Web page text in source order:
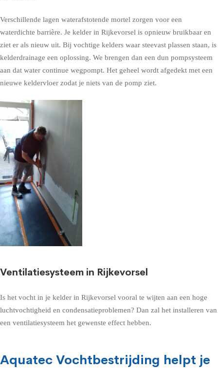
Verschillende lagen waterafstotende mortel zorgen voor een
waterdichte barrière. Je kelder in Rijkevorsel is opnieuw bruikbaar en
ziet er als nieuw uit. Bij vochtige kelders waar steevast plassen staan, is
kelderdrainage een oplossing. We brengen dan een dun pompsysteem
aan dat water continue wegpompt. Het geheel wordt afgedekt met een
nieuwe keldervloer zodat je niets van de pomp ziet.
Ventilatiesysteem in Rijkevorsel
Is het vocht in je kelder in Rijkevorsel vooral te wijten aan een hoge
luchtvochtigheid en condensatieproblemen? Dan zal het installeren van
een ventilatiesysteem het gewenste effect hebben.
Aquatec Vochtbestrijding helpt je